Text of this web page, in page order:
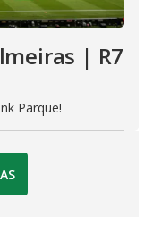
| R7
Parque!